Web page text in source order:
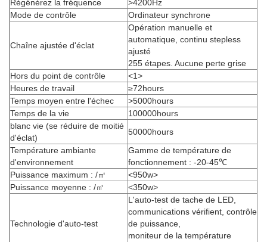
Régénérez la fréquence
>4200Hz
Mode de contrôle
Ordinateur synchrone
Chaîne ajustée d'éclat
Opération manuelle et
automatique, continu stepless
ajusté
255 étapes. Aucune perte grise
Hors du point de contrôle
<1>
Heures de travail
≥72hours
Temps moyen entre l'échec
>5000hours
Temps de la vie
100000hours
blanc vie (se réduire de moitié
d'éclat)
50000hours
Température ambiante
d'environnement
Gamme de température de
fonctionnement : -20-45℃
Puissance maximum : /㎡
<950w>
Puissance moyenne : /㎡
<350w>
Technologie d'auto-test
L'auto-test de tache de LED,
communications vérifient, contrôle
de puissance,
moniteur de la température